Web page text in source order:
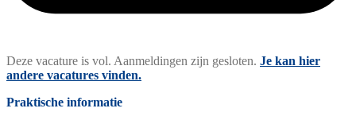
Deze vacature is vol. Aanmeldingen zijn gesloten. Je kan hier
andere vacatures vinden.
Praktische informatie